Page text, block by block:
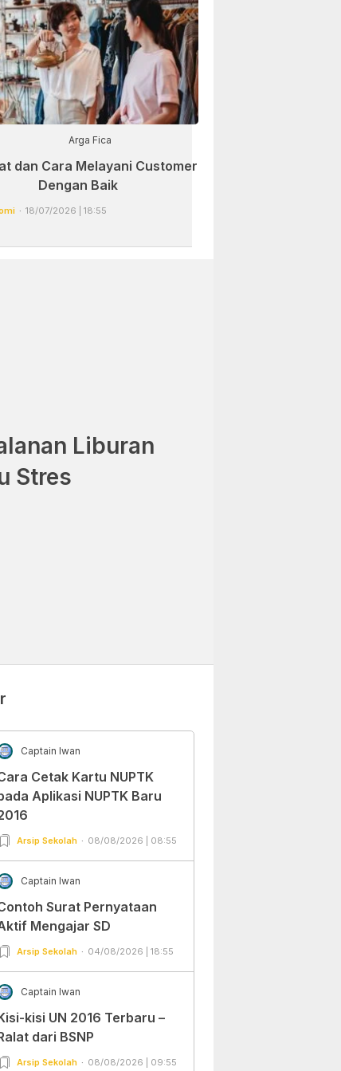
Arga Fica
dan Cara Melayani Customer
Dengan Baik
18/07/2026 | 18:55
Liburan
Stres
Captain Iwan
Cetak Kartu NUPTK
Aplikasi NUPTK Baru
Arsip Sekolah 08/08/2026 | 08:55
Captain Iwan
Surat Pernyataan
Mengajar SD
Arsip Sekolah 04/08/2026 | 18:55
Captain Iwan
kisi UN 2016 Terbaru –
dari BSNP
Arsip Sekolah 08/08/2026 | 09:55